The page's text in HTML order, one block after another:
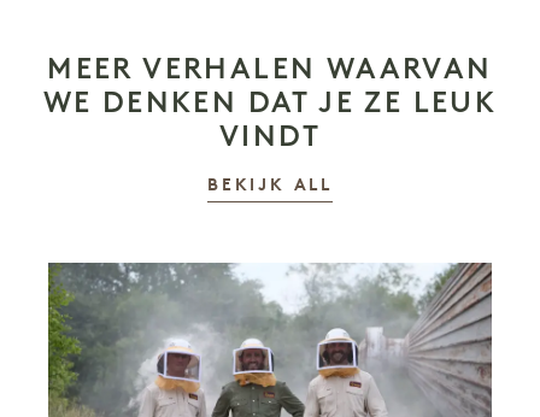
MEER VERHALEN WAARVAN
WE DENKEN DAT JE ZE LEUK
VINDT
BEKIJK ALL